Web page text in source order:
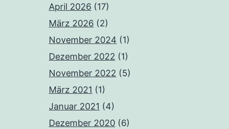
April 2026 (17)
März 2026 (2)
November 2024 (1)
Dezember 2022 (1)
November 2022 (5)
März 2021 (1)
Januar 2021 (4)
Dezember 2020 (6)